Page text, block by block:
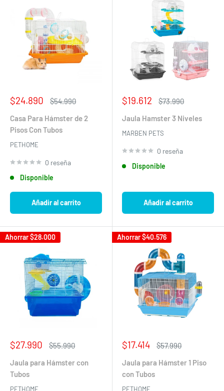
Precio
venta
$24.890
Precio
$54.990
Casa Para Hámster de 2
Pisos Con Tubos
PETHOME
0 reseña
Disponible
Añadir al carrito
Precio
venta
$19.612
Precio
$73.990
Jaula Hamster 3 Niveles
MARBEN PETS
0 reseña
Disponible
Añadir al carrito
Ahorrar$28.000
Precio
venta
$27.990
Precio
$55.990
Jaula para Hámster con
Tubos
PETHOME
Ahorrar$40.576
Precio
venta
$17.414
Precio
$57.990
Jaula para Hámster 1 Piso
con Tubos
PETHOME